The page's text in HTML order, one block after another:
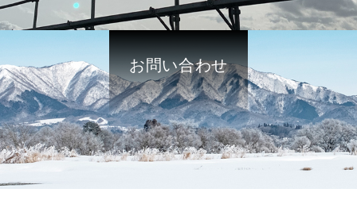
お問い合わせ